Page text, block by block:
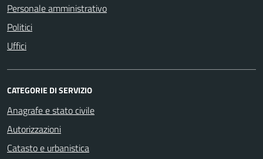
Personale amministrativo
Politici
Uffici
CATEGORIE DI SERVIZIO
Anagrafe e stato civile
Autorizzazioni
Catasto e urbanistica